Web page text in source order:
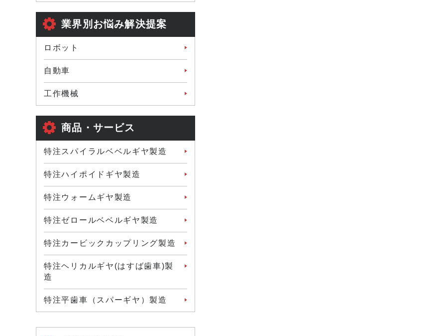
業界別お悩み解決提案
ロボット
自動車
工作機械
商品・サービス
特注スパイラルベベルギヤ製造
特注ハイポイドギヤ製造
特注ウォームギヤ製造
特注ゼロールベベルギヤ製造
特注カービックカップリング製造
特注ヘリカルギヤ(はすば歯車)製
造
特注平歯車（スパーギヤ）製造